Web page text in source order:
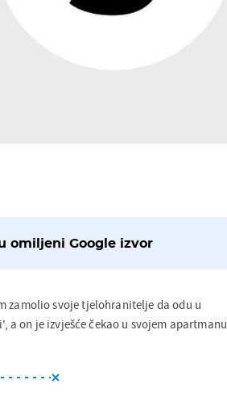
omiljeni Google izvor
zamolio svoje tjelohranitelje da odu u
on je izvješće čekao u svojem apartmanu